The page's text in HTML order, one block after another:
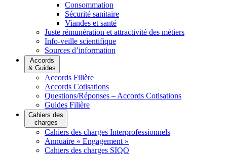
Consommation
Sécurité sanitaire
Viandes et santé
Juste rémunération et attractivité des métiers
Info-veille scientifique
Sources d’information
Accords
& Guides
Accords Filière
Accords Cotisations
Questions/Réponses – Accords Cotisations
Guides Filière
Cahiers des
charges
Cahiers des charges Interprofessionnels
Annuaire « Engagement »
Cahiers des charges SIQO